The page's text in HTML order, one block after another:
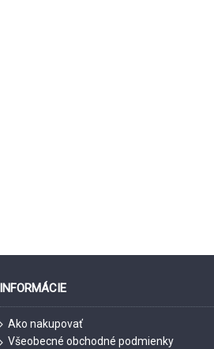
INFORMÁCIE
Ako nakupovať
Všeobecné obchodné podmienky